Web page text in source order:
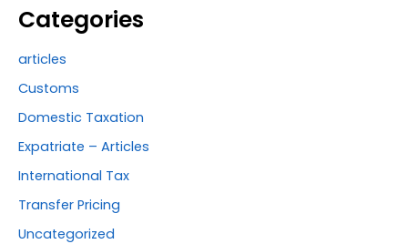
Categories
articles
Customs
Domestic Taxation
Expatriate – Articles
International Tax
Transfer Pricing
Uncategorized